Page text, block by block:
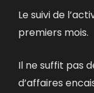
Le suivi de
premiers mois.
Il ne suffit pas
d’affaires